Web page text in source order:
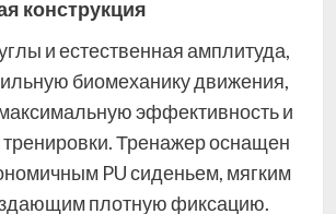
конструкция
и естественная амплитуда,
биомеханику движения,
эффективность и
тренировки. Тренажер оснащен
PU сиденьем, мягким
плотную фиксацию.